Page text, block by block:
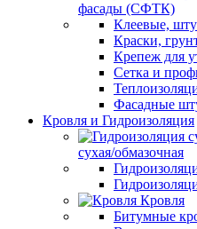
фасады (СФТК)
Клеевые,
Краски,
Крепеж для
Сетка и
Фасадные
Кровля и Гидроизоляция
сухая/обмазочная
Кровля
Битумные